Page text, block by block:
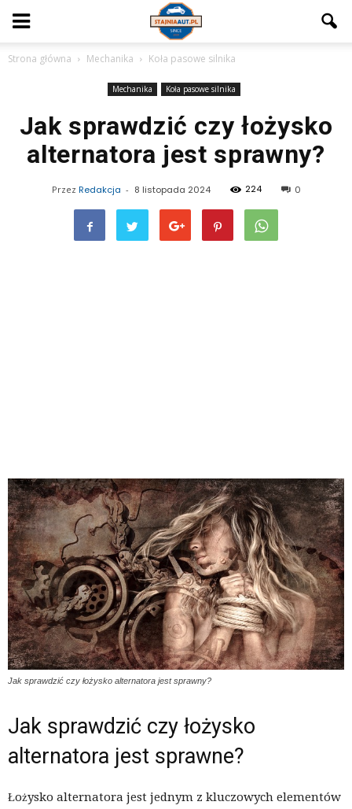
Strona główna Mechanika Koła pasowe silnika
Mechanika Koła pasowe silnika
Jak sprawdzić czy łożysko
alternatora jest sprawny?
Przez Redakcja - 8 listopada 2024 224 0
Jak sprawdzić czy łożysko alternatora jest sprawny?
Jak sprawdzić czy łożysko
alternatora jest sprawne?
Łożysko alternatora jest jednym z kluczowych elementów